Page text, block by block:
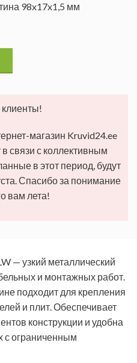
98x17x1,5 мм
магазин Kruvid24.ee
связи с коллективным
в этот период, будут
Спасибо за понимание
вам лета!
— узкий металлический
и монтажных работ.
подходит для крепления
и плит. Обеспечивает
конструкции и удобна
с ограниченным